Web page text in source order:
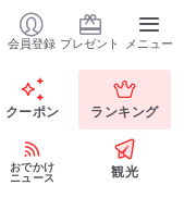
会員登録 プレゼント メニュー
クーポン ランキング
おでかけ
ニュース
観光